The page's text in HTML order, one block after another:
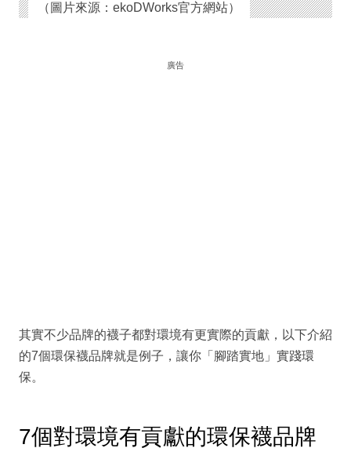
（圖片來源：ekoDWorks官方網站）
廣告
其實不少品牌的襪子都對環境有更實際的貢獻，以下介紹
的7個環保襪品牌就是例子，讓你「腳踏實地」實踐環
保。
7個對環境有貢獻的環保襪品牌